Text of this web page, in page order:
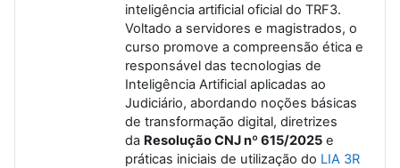
inteligência artificial oficial do TRF3.
Voltado a servidores e magistrados, o
curso promove a compreensão ética e
responsável das tecnologias de
Inteligência Artificial aplicadas ao
Judiciário, abordando noções básicas
de transformação digital, diretrizes
da Resolução CNJ nº 615/2025 e
práticas iniciais de utilização do LIA 3R